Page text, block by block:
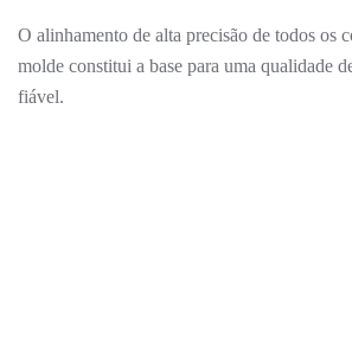
O alinhamento de alta precisão de todos os
molde constitui a base para uma qualidade
fiável.